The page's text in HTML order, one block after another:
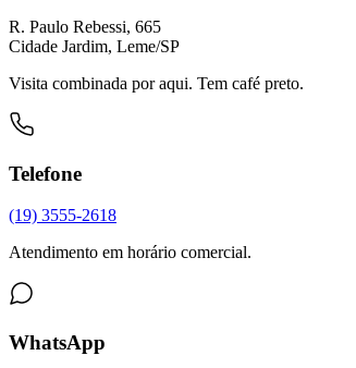
R. Paulo Rebessi, 665
Cidade Jardim, Leme/SP
Visita combinada por aqui. Tem café preto.
Telefone
(19) 3555-2618
Atendimento em horário comercial.
WhatsApp